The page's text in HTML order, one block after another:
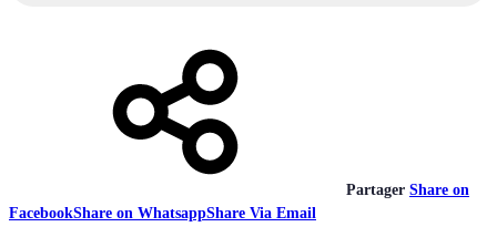
Partager Share on
FacebookShare on WhatsappShare Via Email